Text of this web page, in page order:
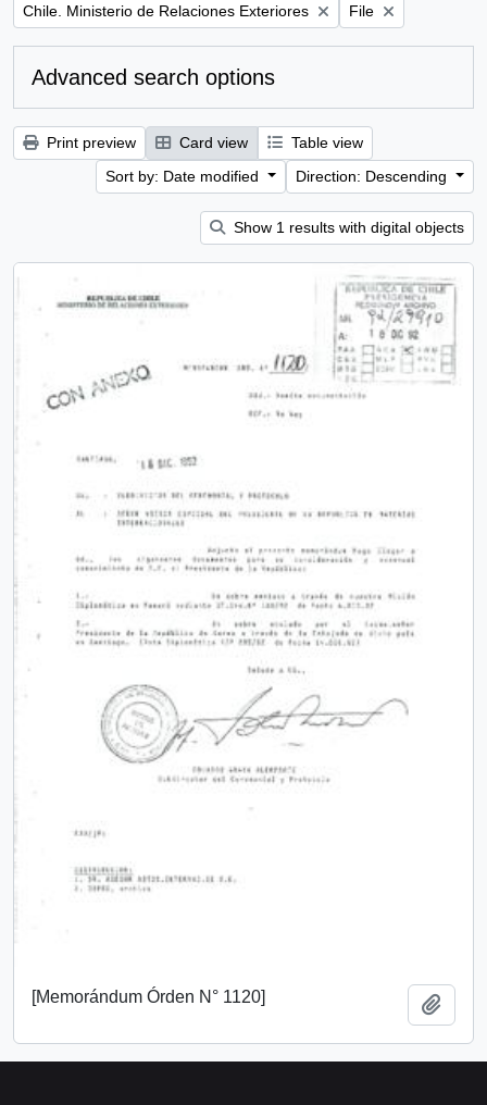
Remove filter:
Chile. Ministerio de Relaciones Exteriores Remove filter:
File
Advanced search options
Print preview Card view
Table view
Sort by: Date modified
Direction: Descending
Show 1 results with digital objects
[Memorándum Órden N° 1120]